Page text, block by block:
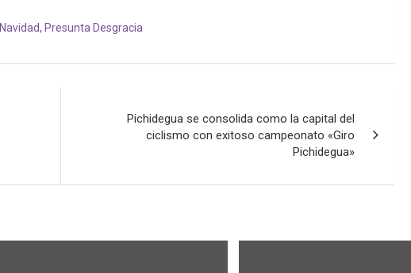
Navidad, Presunta Desgracia
Pichidegua se consolida como la capital del
ciclismo con exitoso campeonato «Giro
Pichidegua»